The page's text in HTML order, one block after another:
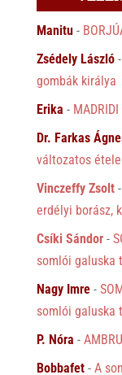
Manitu-
Zsédely László-
gombák királya
Erika -
Dr. Farkas
változatos
Vinczeffy Zsolt-
erdélyi borász,
Csíki Sándor-
somlói galuska
Nagy Imre-
somlói galuska
P. Nóra -
Bobbafet- A